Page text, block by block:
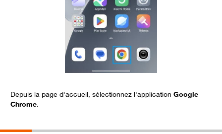
Depuis la page d'accueil, sélectionnez l'application Google
Chrome.